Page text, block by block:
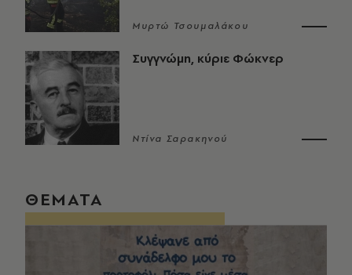
Μυρτώ Τσουμαλάκου
Συγγνώμη, κύριε Φώκνερ
Ντίνα Σαρακηνού
ΘΕΜΑΤΑ